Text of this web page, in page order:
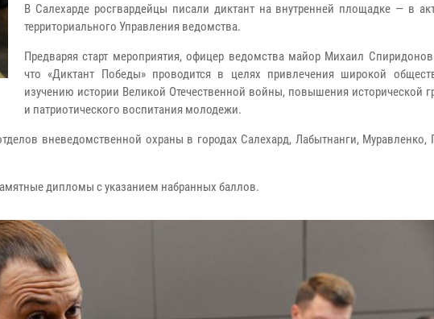
В Салехарде росгвардейцы писали диктант на внутренней площадке — в
территориального Управления ведомства.
Предваряя старт мероприятия, офицер ведомства майор Михаил Спиридонов
что «Диктант Победы» проводится в целях привлечения широкой
изучению истории Великой Отечественной войны, повышения исторической
и патриотического воспитания молодежи.
вневедомственной охраны в городах Салехард, Лабытнанги, Муравленко,
дипломы с указанием набранных баллов.